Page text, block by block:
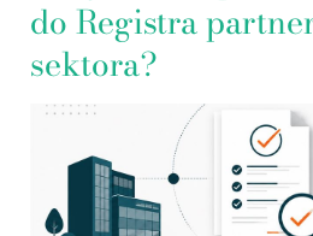
do Registra
sektora?